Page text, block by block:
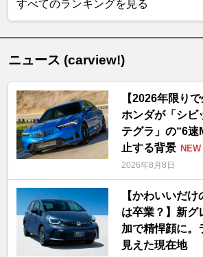
すべてのランキングを見る
ニュース (carview!)
【2026年限り
ホンダが「シビ
テグラ」の“6速
止する背景 NEW
2026年8月8日
【かわいいだけ
は卒業？】新グ
加で精悍顔に。
見えた現在地